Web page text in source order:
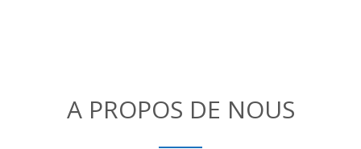
A PROPOS DE NOUS